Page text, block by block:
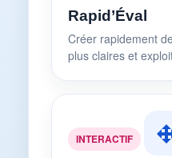
Rapid’Éval
Créer rapidement
plus claires et
INTERACTIF